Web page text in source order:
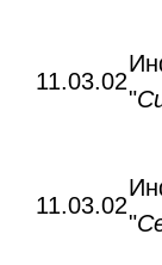
11.03.02
"
11.03.02
"